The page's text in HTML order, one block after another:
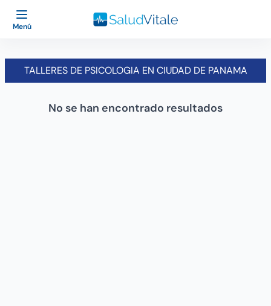
Menú
TALLERES DE PSICOLOGIA EN CIUDAD DE PANAMA
No se han encontrado resultados